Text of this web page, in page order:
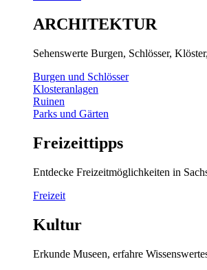
ARCHITEKTUR
Sehenswerte Burgen, Schlösser,
Burgen und Schlösser
Klosteranlagen
Ruinen
Parks und Gärten
Freizeittipps
Entdecke Freizeitmöglichkeiten in
Freizeit
Kultur
Erkunde Museen, erfahre